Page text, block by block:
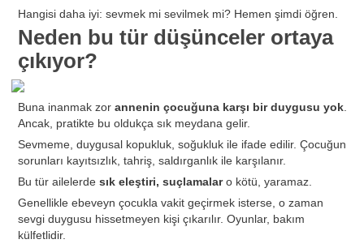
Hangisi daha iyi: sevmek mi sevilmek mi? Hemen şimdi öğren.
Neden bu tür düşünceler ortaya
çıkıyor?
Buna inanmak zor annenin çocuğuna karşı bir duygusu yok.
Ancak, pratikte bu oldukça sık meydana gelir.
Sevmeme, duygusal kopukluk, soğukluk ile ifade edilir. Çocuğun
sorunları kayıtsızlık, tahriş, saldırganlık ile karşılanır.
Bu tür ailelerde sık eleştiri, suçlamalaro kötü, yaramaz.
Genellikle ebeveyn çocukla vakit geçirmek isterse, o zaman
sevgi duygusu hissetmeyen kişi çıkarılır. Oyunlar, bakım
külfetlidir.